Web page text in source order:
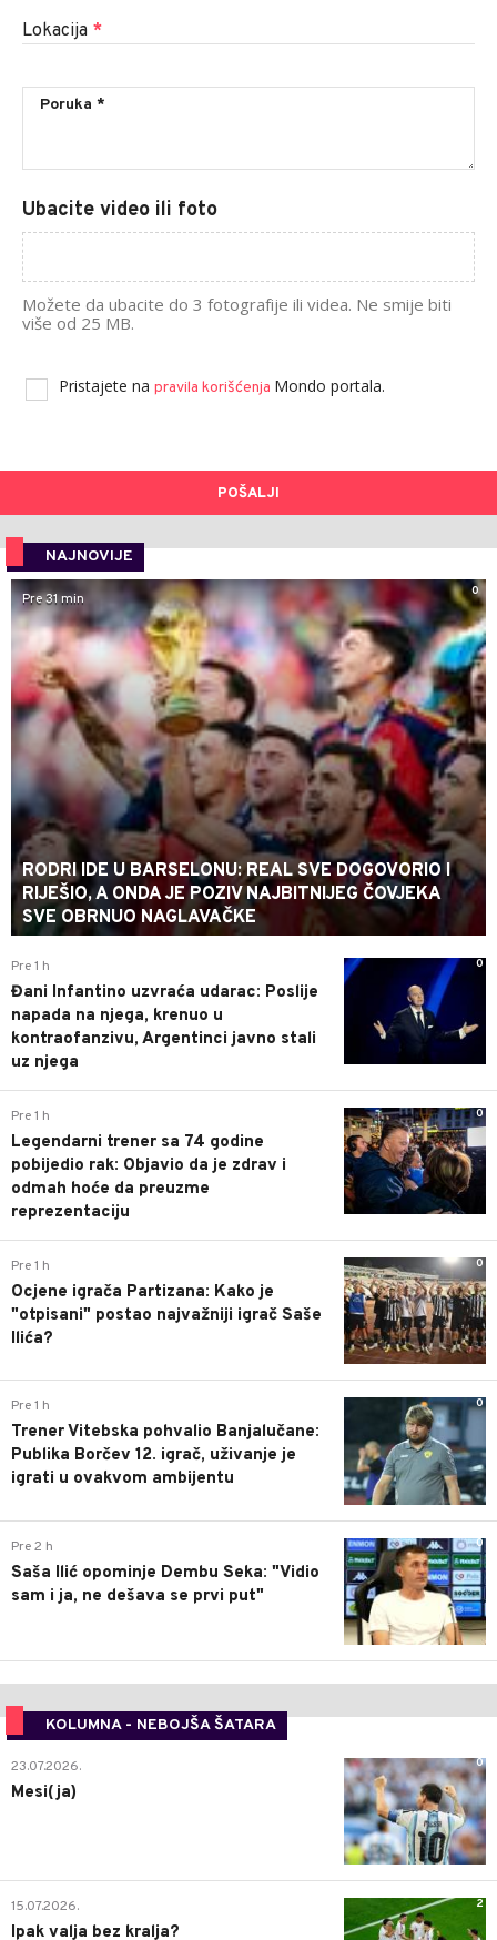
Lokacija *
Ubacite video ili foto
Možete da ubacite do 3 fotografije ili videa. Ne smije biti
više od 25 MB.
Pristajete na pravila korišćenja Mondo portala.
POŠALJI
NAJNOVIJE
0
Pre 31 min
RODRI IDE U BARSELONU: REAL SVE DOGOVORIO I
RIJEŠIO, A ONDA JE POZIV NAJBITNIJEG ČOVJEKA
SVE OBRNUO NAGLAVAČKE
0
Pre 1 h
Đani Infantino uzvraća udarac: Poslije
napada na njega, krenuo u
kontraofanzivu, Argentinci javno stali
uz njega
0
Pre 1 h
Legendarni trener sa 74 godine
pobijedio rak: Objavio da je zdrav i
odmah hoće da preuzme
reprezentaciju
0
Pre 1 h
Ocjene igrača Partizana: Kako je
"otpisani" postao najvažniji igrač Saše
Ilića?
0
Pre 1 h
Trener Vitebska pohvalio Banjalučane:
Publika Borčev 12. igrač, uživanje je
igrati u ovakvom ambijentu
0
Pre 2 h
Saša Ilić opominje Dembu Seka: "Vidio
sam i ja, ne dešava se prvi put"
KOLUMNA - NEBOJŠA ŠATARA
0
23.07.2026.
Mesi(ja)
2
15.07.2026.
Ipak valja bez kralja?